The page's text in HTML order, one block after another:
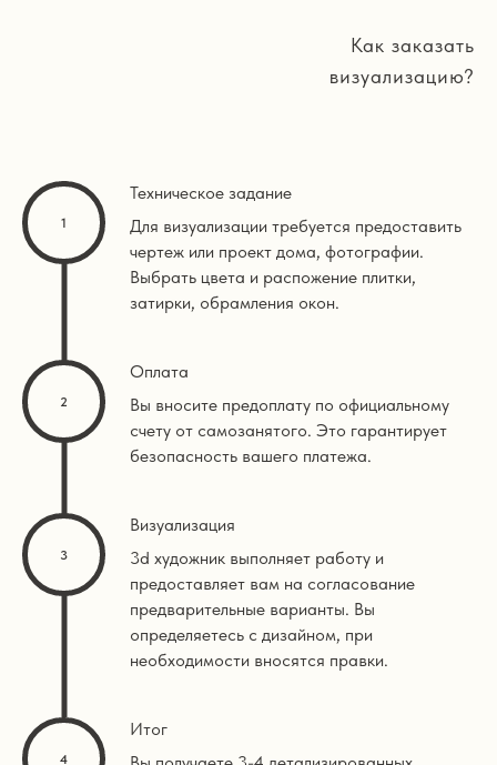
Как заказать
визуализацию?
Техническое задание
Для визуализации требуется предоставить
чертеж или проект дома, фотографии.
Выбрать цвета и распожение плитки,
затирки, обрамления окон.
Оплата
Вы вносите предоплату по официальному
счету от самозанятого. Это гарантирует
безопасность вашего платежа.
Визуализация
3d художник выполняет работу и
предоставляет вам на согласование
предварительные варианты. Вы
определяетесь с дизайном, при
необходимости вносятся правки.
Итог